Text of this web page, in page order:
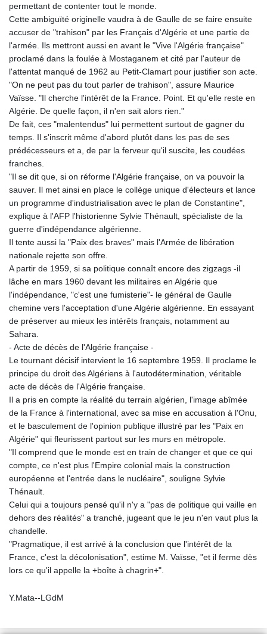
permettant de contenter tout le monde.
Cette ambiguïté originelle vaudra à de Gaulle de se faire ensuite
accuser de "trahison" par les Français d'Algérie et une partie de
l'armée. Ils mettront aussi en avant le "Vive l'Algérie française"
proclamé dans la foulée à Mostaganem et cité par l'auteur de
l'attentat manqué de 1962 au Petit-Clamart pour justifier son acte.
"On ne peut pas du tout parler de trahison", assure Maurice
Vaïsse. "Il cherche l'intérêt de la France. Point. Et qu'elle reste en
Algérie. De quelle façon, il n'en sait alors rien."
De fait, ces "malentendus" lui permettent surtout de gagner du
temps. Il s'inscrit même d'abord plutôt dans les pas de ses
prédécesseurs et a, de par la ferveur qu'il suscite, les coudées
franches.
"Il se dit que, si on réforme l'Algérie française, on va pouvoir la
sauver. Il met ainsi en place le collège unique d'électeurs et lance
un programme d'industrialisation avec le plan de Constantine",
explique à l'AFP l'historienne Sylvie Thénault, spécialiste de la
guerre d'indépendance algérienne.
Il tente aussi la "Paix des braves" mais l'Armée de libération
nationale rejette son offre.
A partir de 1959, si sa politique connaît encore des zigzags -il
lâche en mars 1960 devant les militaires en Algérie que
l'indépendance, "c'est une fumisterie"- le général de Gaulle
chemine vers l'acceptation d'une Algérie algérienne. En essayant
de préserver au mieux les intérêts français, notamment au
Sahara.
- Acte de décès de l'Algérie française -
Le tournant décisif intervient le 16 septembre 1959. Il proclame le
principe du droit des Algériens à l'autodétermination, véritable
acte de décès de l'Algérie française.
Il a pris en compte la réalité du terrain algérien, l'image abîmée
de la France à l'international, avec sa mise en accusation à l'Onu,
et le basculement de l'opinion publique illustré par les "Paix en
Algérie" qui fleurissent partout sur les murs en métropole.
"Il comprend que le monde est en train de changer et que ce qui
compte, ce n'est plus l'Empire colonial mais la construction
européenne et l'entrée dans le nucléaire", souligne Sylvie
Thénault.
Celui qui a toujours pensé qu'il n'y a "pas de politique qui vaille en
dehors des réalités" a tranché, jugeant que le jeu n'en vaut plus la
chandelle.
"Pragmatique, il est arrivé à la conclusion que l'intérêt de la
France, c'est la décolonisation", estime M. Vaïsse, "et il ferme dès
lors ce qu'il appelle la +boîte à chagrin+".
Y.Mata--LGdM